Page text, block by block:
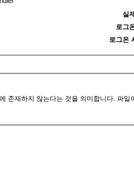
실
로그
로그온
존재하지 않는다는 것을 의미합니다. 파